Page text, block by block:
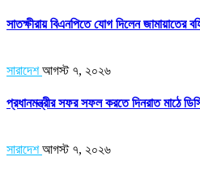
সাতক্ষীরায় বিএনপিতে যোগ দিলেন জামায়াতের
সারাদেশ আগস্ট ৭, ২০২৬
প্রধানমন্ত্রীর সফর সফল করতে দিনরাত মাঠে
সারাদেশ আগস্ট ৭, ২০২৬